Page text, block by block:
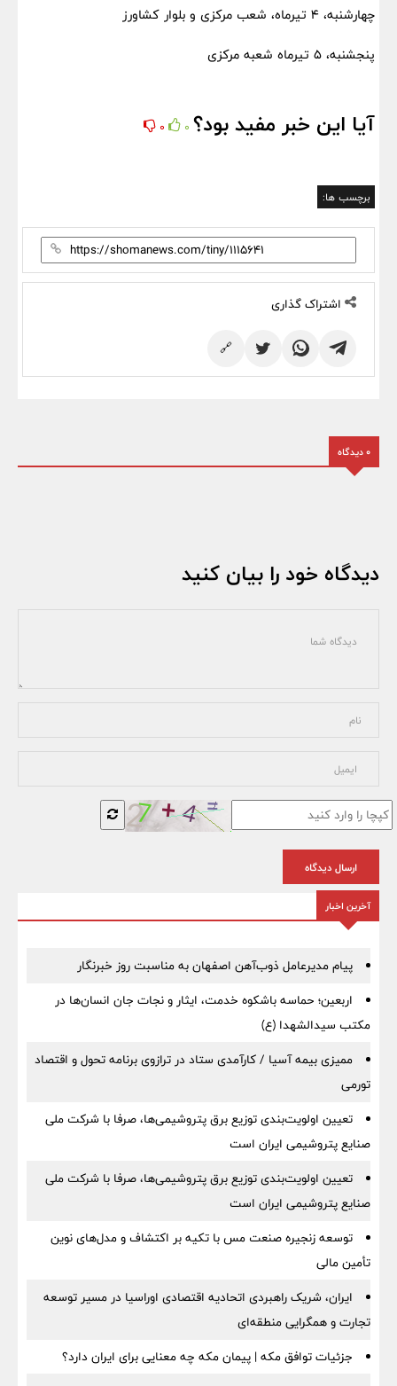
چهارشنبه، ۴ تیرماه، شعب مرکزی و بلوار کشاورز
پنجشنبه، ۵ تیرماه شعبه مرکزی
آیا این خبر مفید بود؟ 0
0
برچسب ها:
اشتراک گذاری
🔗
0 دیدگاه
دیدگاه خود را بیان کنید
ارسال دیدگاه
آخرین اخبار
پیام مدیرعامل ذوب‌آهن اصفهان به مناسبت روز خبرنگار
اربعین؛ حماسه باشکوه خدمت، ایثار و نجات جان انسان‌ها در
مکتب سیدالشهدا (ع)
ممیزی بیمه آسیا / کارآمدی ستاد در ترازوی برنامه تحول و اقتصاد
تورمی
تعیین اولویت‌بندی توزیع برق پتروشیمی‌ها، صرفا با شرکت ملی
صنایع پتروشیمی ایران است
تعیین اولویت‌بندی توزیع برق پتروشیمی‌ها، صرفا با شرکت ملی
صنایع پتروشیمی ایران است
توسعه زنجیره صنعت مس با تکیه بر اکتشاف و مدل‌های نوین
تأمین مالی
ایران، شریک راهبردی اتحادیه اقتصادی اوراسیا در مسیر توسعه
تجارت و همگرایی منطقه‌ای
جزئیات توافق مکه | پیمان مکه چه معنایی برای ایران دارد؟